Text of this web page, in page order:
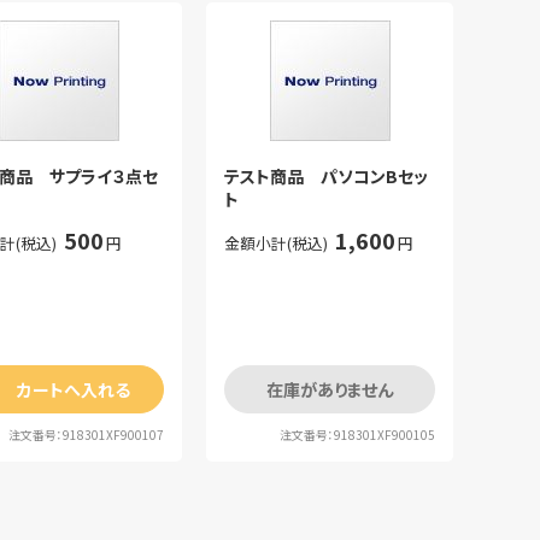
品 サプライ３点セ
(税込) 500円
カートへ入れる
注文番号：918301XF900107
テスト商品 パソコンBセッ
ト
金額小計(税込) 1,600円
在庫がありません
注文番号：918301XF900105